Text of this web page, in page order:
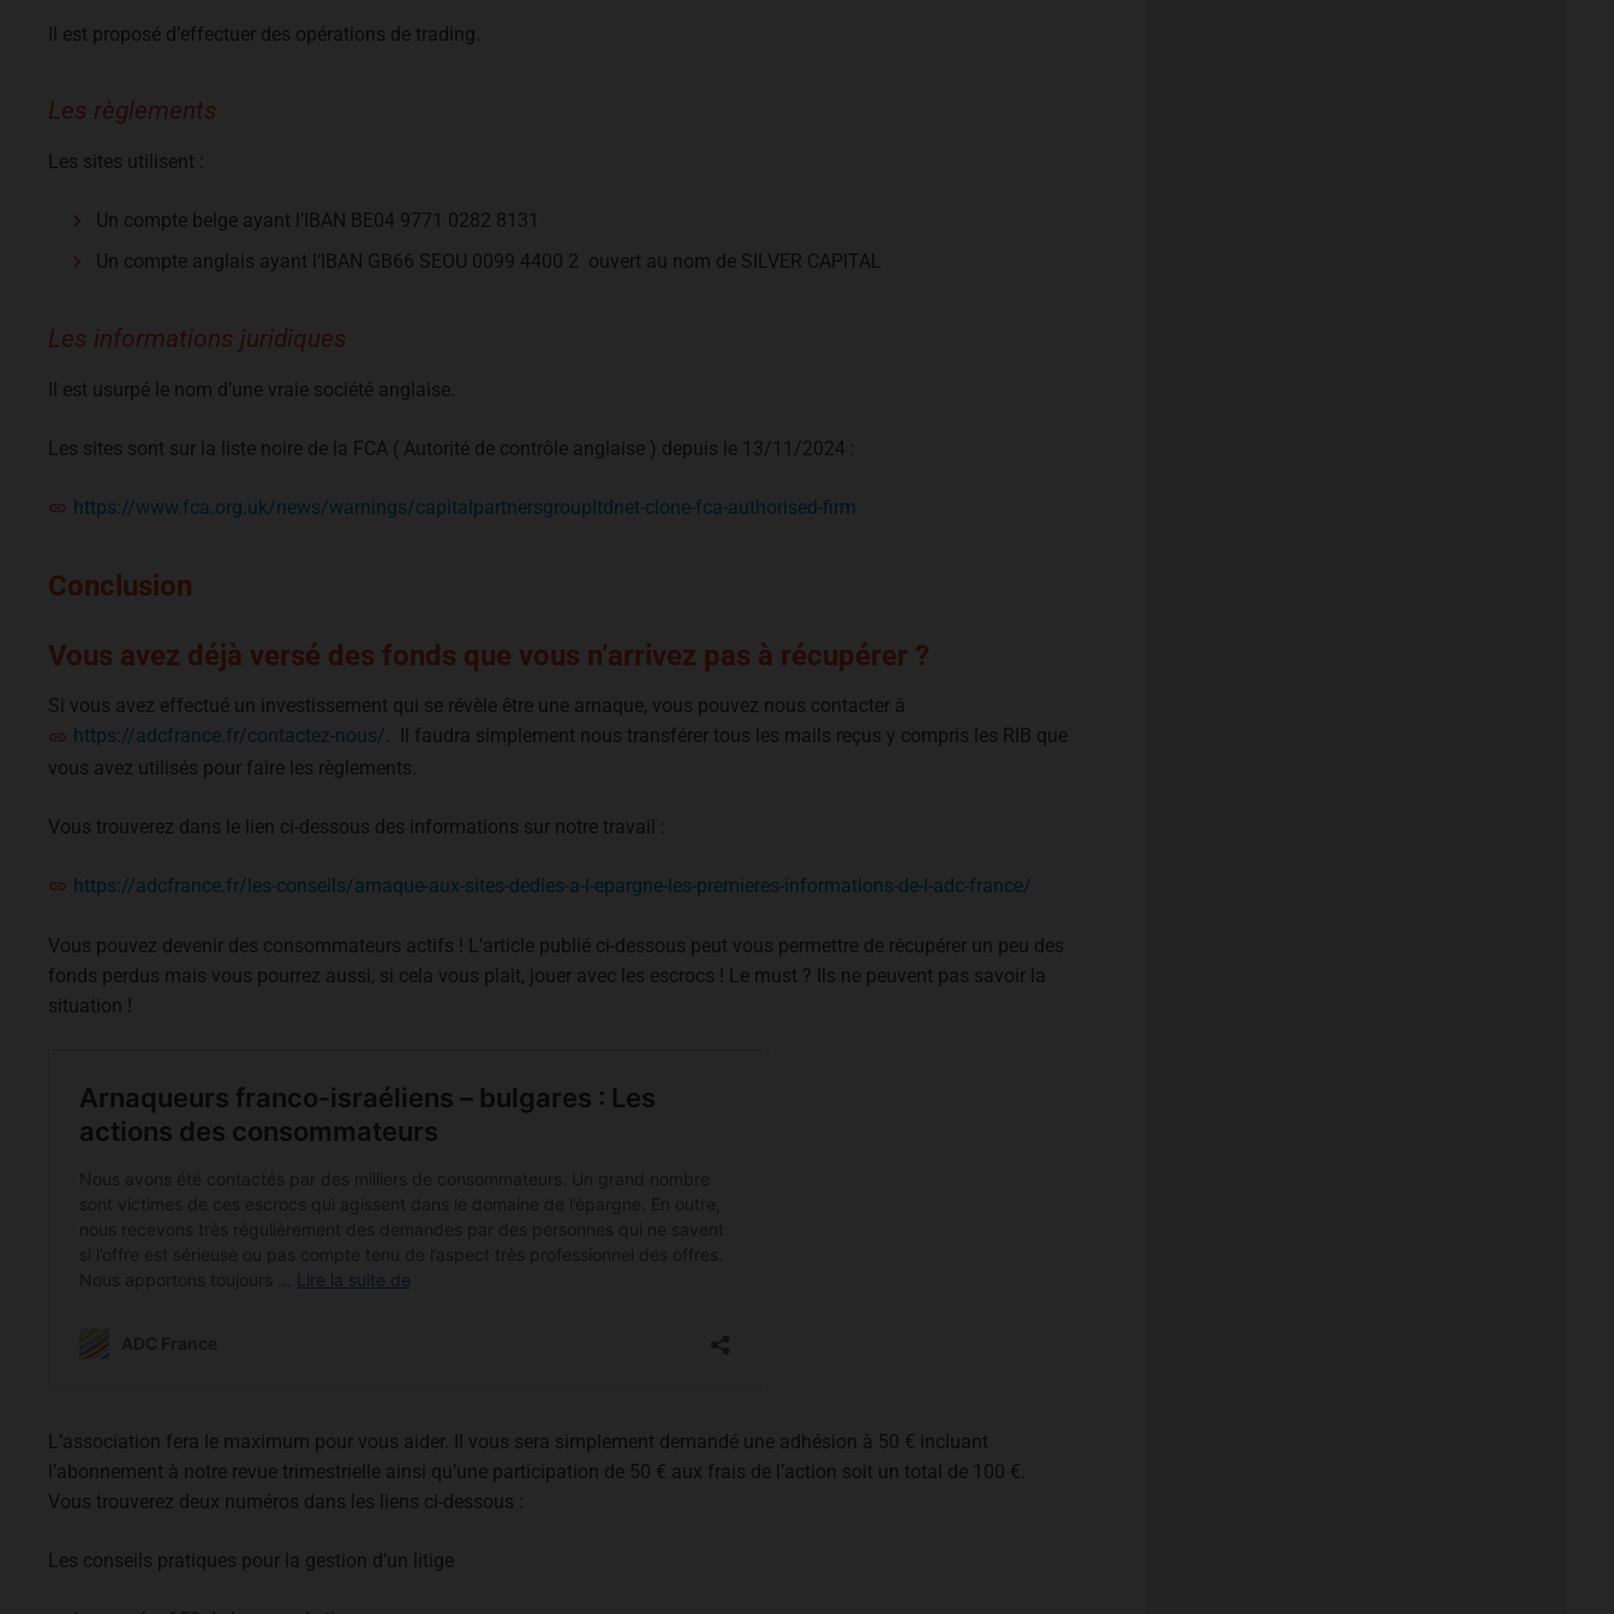
Il est proposé d’effectuer des opérations de trading.
Les règlements
Les sites utilisent :
Un compte belge ayant l’IBAN BE04 9771 0282 8131
Un compte anglais ayant l’IBAN GB66 SEOU 0099 4400 2 ouvert au nom de SILVER CAPITAL
Les informations juridiques
Il est usurpé le nom d’une vraie société anglaise.
Les sites sont sur la liste noire de la FCA ( Autorité de contrôle anglaise ) depuis le 13/11/2024 :
https://www.fca.org.uk/news/warnings/capitalpartnersgroupltdnet-clone-fca-authorised-firm
Conclusion
Vous avez déjà versé des fonds que vous n’arrivez pas à récupérer ?
Si vous avez effectué un investissement qui se révèle être une arnaque, vous pouvez nous contacter à
https://adcfrance.fr/contactez-nous/ . Il faudra simplement nous transférer tous les mails reçus y compris les RIB que
vous avez utilisés pour faire les règlements.
Vous trouverez dans le lien ci-dessous des informations sur notre travail :
https://adcfrance.fr/les-conseils/arnaque-aux-sites-dedies-a-l-epargne-les-premieres-informations-de-l-adc-france/
Vous pouvez devenir des consommateurs actifs ! L’article publié ci-dessous peut vous permettre de récupérer un peu des
fonds perdus mais vous pourrez aussi, si cela vous plait, jouer avec les escrocs ! Le must ? Ils ne peuvent pas savoir la
situation !
L’association fera le maximum pour vous aider. Il vous sera simplement demandé une adhésion à 50 € incluant
l’abonnement à notre revue trimestrielle ainsi qu’une participation de 50 € aux frais de l’action soit un total de 100 €.
Vous trouverez deux numéros dans les liens ci-dessous :
Les conseils pratiques pour la gestion d’un litige